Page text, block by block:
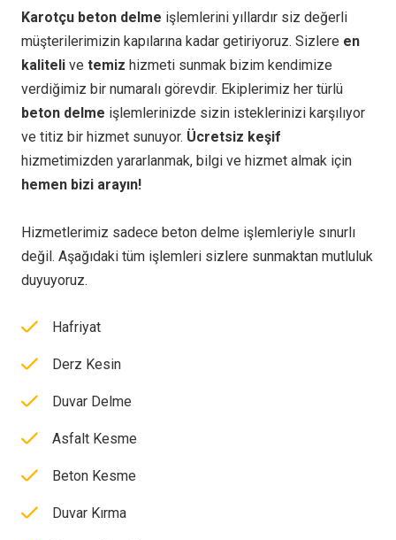
Karotçu beton delme işlemlerini yıllardır siz değerli
müşterilerimizin kapılarına kadar getiriyoruz. Sizlere en
kaliteli ve temiz hizmeti sunmak bizim kendimize
verdiğimiz bir numaralı görevdir. Ekiplerimiz her türlü
beton delme işlemlerinizde sizin isteklerinizi karşılıyor
ve titiz bir hizmet sunuyor. Ücretsiz keşif
hizmetimizden yararlanmak, bilgi ve hizmet almak için
hemen bizi arayın!
Hizmetlerimiz sadece beton delme işlemleriyle sınurlı
değil. Aşağıdaki tüm işlemleri sizlere sunmaktan mutluluk
duyuyoruz.
Hafriyat
Derz Kesin
Duvar Delme
Asfalt Kesme
Beton Kesme
Duvar Kırma